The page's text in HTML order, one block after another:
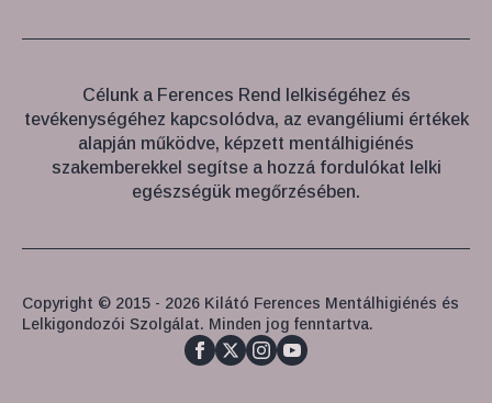
Célunk a Ferences Rend lelkiségéhez és
tevékenységéhez kapcsolódva, az evangéliumi értékek
alapján működve, képzett mentálhigiénés
szakemberekkel segítse a hozzá fordulókat lelki
egészségük megőrzésében.
Copyright © 2015 - 2026 Kilátó Ferences Mentálhigiénés és
Lelkigondozói Szolgálat. Minden jog fenntartva.